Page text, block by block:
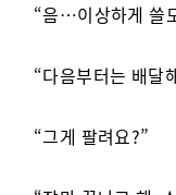
“음…이상하게 쓸
“다음부터는 배달
“그게 팔려요?”